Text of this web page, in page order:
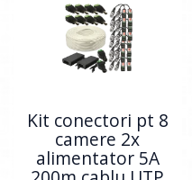
Kit conectori pt 8
camere 2x
alimentator 5A